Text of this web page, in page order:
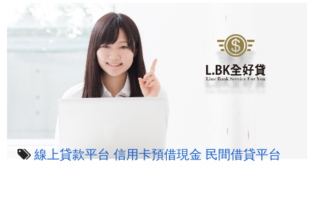
線上貸款平台 信用卡預借現金 民間借貸平台